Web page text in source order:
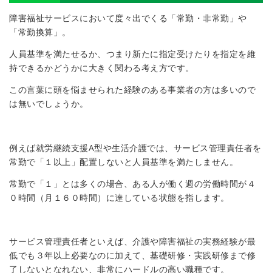
障害福祉サービスにおいて度々出でくる「常勤・非常勤」や
「常勤換算」。
人員基準を満たせるか、つまり新たに指定受けたりを指定を維
持できるかどうかに大きく関わる考え方です。
この言葉に頭を悩ませられた経験のある事業者の方は多いので
は無いでしょうか。
例えば就労継続支援A型や生活介護では、サービス管理責任者を
常勤で「１以上」配置しないと人員基準を満たしません。
常勤で「１」とは多くの場合、ある人が働く週の労働時間が４
０時間（月１６０時間）に達している状態を指します。
サービス管理責任者といえば、介護や障害福祉の実務経験が最
低でも３年以上必要なのに加えて、基礎研修・実践研修まで修
了しないとなれない、非常にハードルの高い職種です。